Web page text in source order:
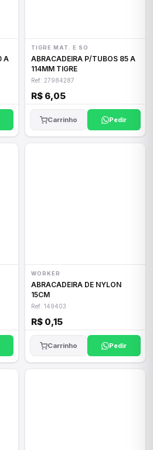
TIGRE MAT. E SO
ABRACADEIRA P/TUBOS 85 A
114MM TIGRE
Ref: 27984287
R$ 6,05
Carrinho Pedir
WORKER
ABRACADEIRA DE NYLON
15CM
Ref: 149403
R$ 0,15
Carrinho Pedir